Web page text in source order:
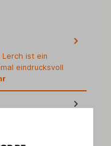
Lerch ist ein
eindrucksvoll